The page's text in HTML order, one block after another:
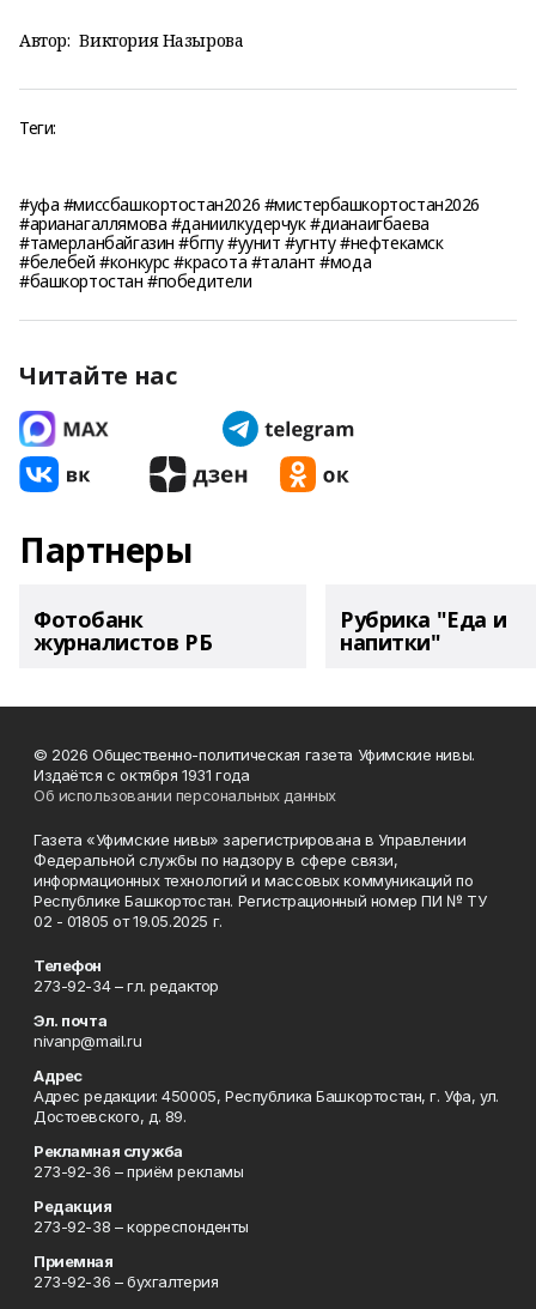
Автор: Виктория Назырова
Теги:
#уфа #миссбашкортостан2026 #мистербашкортостан2026
#арианагаллямова #даниилкудерчук #дианаигбаева
#тамерланбайгазин #бгпу #уунит #угнту #нефтекамск
#белебей #конкурс #красота #талант #мода
#башкортостан #победители
Читайте нас
Партнеры
Фотобанк
журналистов РБ
Рубрика "Еда и
напитки"
© 2026 Общественно-политическая газета Уфимские нивы.
Издаётся с октября 1931 года
Об использовании персональных данных
Газета «Уфимские нивы» зарегистрирована в Управлении
Федеральной службы по надзору в сфере связи,
информационных технологий и массовых коммуникаций по
Республике Башкортостан. Регистрационный номер ПИ № ТУ
02 - 01805 от 19.05.2025 г.
Телефон
273-92-34 – гл. редактор
Эл. почта
nivanp@mail.ru
Адрес
Адрес редакции: 450005, Республика Башкортостан, г. Уфа, ул.
Достоевского, д. 89.
Рекламная служба
273-92-36 – приём рекламы
Редакция
273-92-38 – корреспонденты
Приемная
273-92-36 – бухгалтерия